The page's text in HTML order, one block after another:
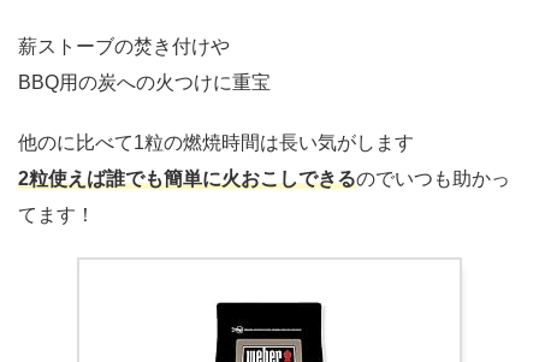
薪ストーブの焚き付けや
BBQ用の炭への火つけに重宝
他のに比べて1粒の燃焼時間は長い気がします
2粒使えば誰でも簡単に火おこしできるのでいつも助かっ
てます！